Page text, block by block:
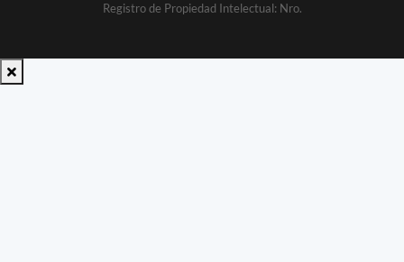
Registro de Propiedad Intelectual: Nro.